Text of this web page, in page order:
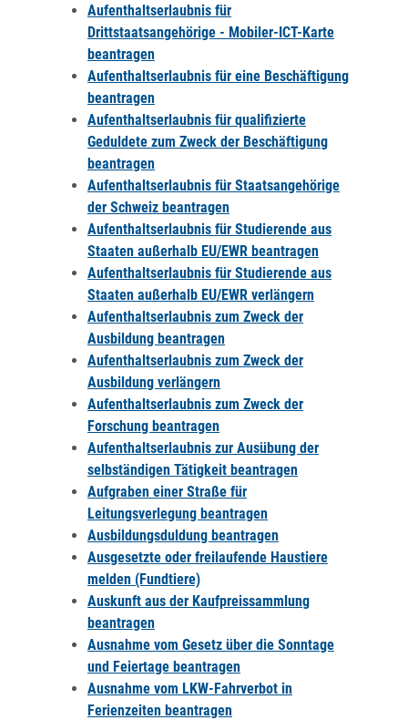
Aufenthaltserlaubnis für
Drittstaatsangehörige - Mobiler-ICT-Karte
beantragen
Aufenthaltserlaubnis für eine Beschäftigung
beantragen
Aufenthaltserlaubnis für qualifizierte
Geduldete zum Zweck der Beschäftigung
beantragen
Aufenthaltserlaubnis für Staatsangehörige
der Schweiz beantragen
Aufenthaltserlaubnis für Studierende aus
Staaten außerhalb EU/EWR beantragen
Aufenthaltserlaubnis für Studierende aus
Staaten außerhalb EU/EWR verlängern
Aufenthaltserlaubnis zum Zweck der
Ausbildung beantragen
Aufenthaltserlaubnis zum Zweck der
Ausbildung verlängern
Aufenthaltserlaubnis zum Zweck der
Forschung beantragen
Aufenthaltserlaubnis zur Ausübung der
selbständigen Tätigkeit beantragen
Aufgraben einer Straße für
Leitungsverlegung beantragen
Ausbildungsduldung beantragen
Ausgesetzte oder freilaufende Haustiere
melden (Fundtiere)
Auskunft aus der Kaufpreissammlung
beantragen
Ausnahme vom Gesetz über die Sonntage
und Feiertage beantragen
Ausnahme vom LKW-Fahrverbot in
Ferienzeiten beantragen